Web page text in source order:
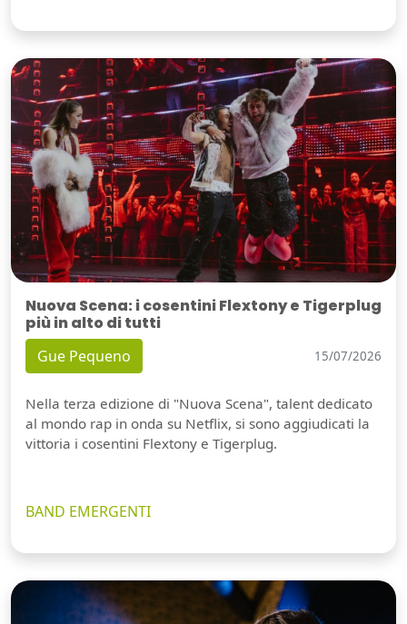
Nuova Scena: i cosentini Flextony e Tigerplug
più in alto di tutti
Gue Pequeno 15/07/2026
Nella terza edizione di "Nuova Scena", talent dedicato
al mondo rap in onda su Netflix, si sono aggiudicati la
vittoria i cosentini Flextony e Tigerplug.
BAND EMERGENTI